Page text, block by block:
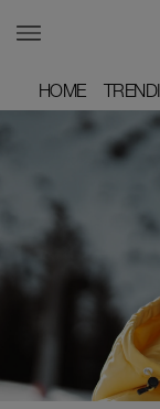
HOME
HOME